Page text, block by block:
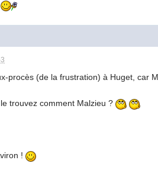
procès (de la frustration) à Huget, car
trouvez comment Malzieu ?
!